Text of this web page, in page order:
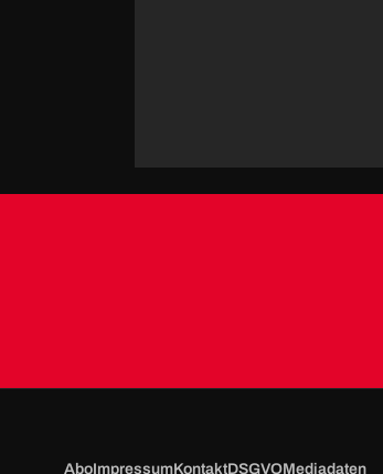
AboImpressumKontaktDSGVOMediadaten